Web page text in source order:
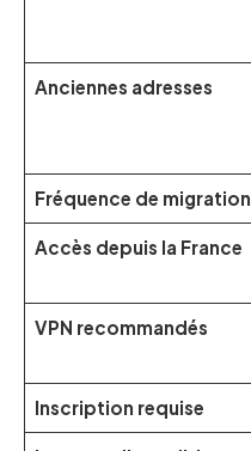
Anciennes adresses
Fréquence de migration
Accès depuis la France
VPN recommandés
Inscription requise